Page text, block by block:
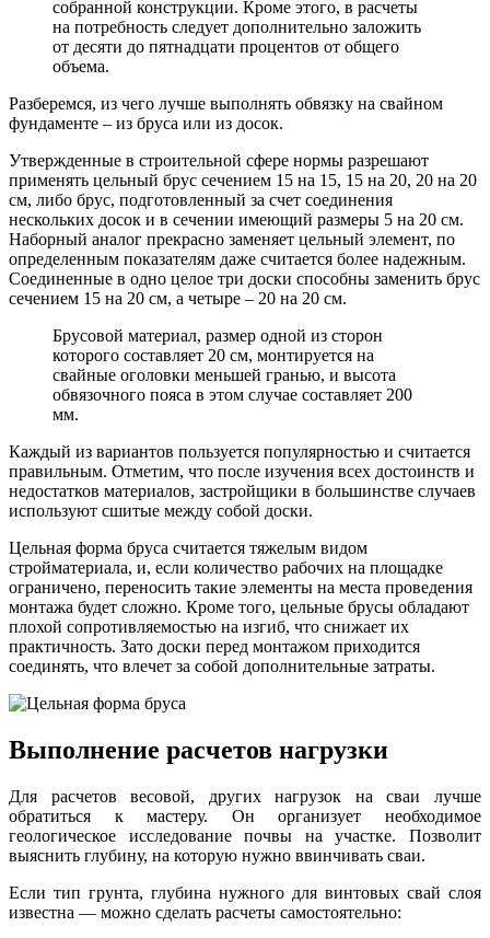
собранной конструкции. Кроме этого, в расчеты
на потребность следует дополнительно заложить
от десяти до пятнадцати процентов от общего
объема.
Разберемся, из чего лучше выполнять обвязку на свайном
фундаменте – из бруса или из досок.
Утвержденные в строительной сфере нормы разрешают
применять цельный брус сечением 15 на 15, 15 на 20, 20 на 20
см, либо брус, подготовленный за счет соединения
нескольких досок и в сечении имеющий размеры 5 на 20 см.
Наборный аналог прекрасно заменяет цельный элемент, по
определенным показателям даже считается более надежным.
Соединенные в одно целое три доски способны заменить брус
сечением 15 на 20 см, а четыре – 20 на 20 см.
Брусовой материал, размер одной из сторон
которого составляет 20 см, монтируется на
свайные оголовки меньшей гранью, и высота
обвязочного пояса в этом случае составляет 200
мм.
Каждый из вариантов пользуется популярностью и считается
правильным. Отметим, что после изучения всех достоинств и
недостатков материалов, застройщики в большинстве случаев
используют сшитые между собой доски.
Цельная форма бруса считается тяжелым видом
стройматериала, и, если количество рабочих на площадке
ограничено, переносить такие элементы на места проведения
монтажа будет сложно. Кроме того, цельные брусы обладают
плохой сопротивляемостью на изгиб, что снижает их
практичность. Зато доски перед монтажом приходится
соединять, что влечет за собой дополнительные затраты.
Выполнение расчетов нагрузки
Для расчетов весовой, других нагрузок на сваи лучше
обратиться к мастеру. Он организует необходимое
геологическое исследование почвы на участке. Позволит
выяснить глубину, на которую нужно ввинчивать сваи.
Если тип грунта, глубина нужного для винтовых свай слоя
известна — можно сделать расчеты самостоятельно: